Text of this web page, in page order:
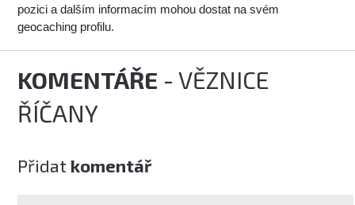
pozici a dalším informacím mohou dostat na svém
geocaching profilu.
KOMENTÁŘE - VĚZNICE
ŘÍČANY
Přidat komentář